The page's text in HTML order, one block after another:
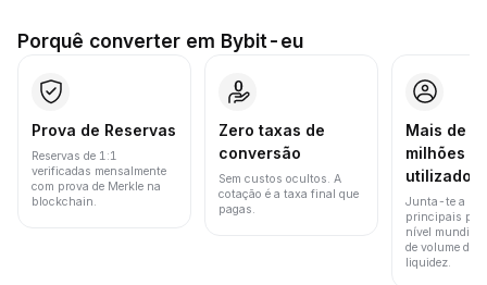
Porquê converter em Bybit-eu
Prova de Reservas
Reservas de 1:1
verificadas mensalmente
com prova de Merkle na
blockchain.
Zero taxas de
conversão
Sem custos ocultos. A
cotação é a taxa final que
pagas.
Mais de
milhões
Junta-te a
principais
nível mundial
de volume de
liquidez.